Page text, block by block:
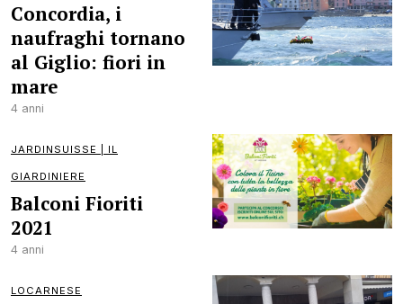
Concordia, i
naufraghi tornano
al Giglio: fiori in
mare
4 anni
JARDINSUISSE | IL
GIARDINIERE
Balconi Fioriti
2021
4 anni
LOCARNESE